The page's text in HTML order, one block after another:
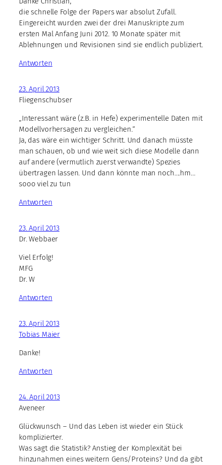
die schnelle Folge der Papers war absolut Zufall.
Eingereicht wurden zwei der drei Manuskripte zum
ersten Mal Anfang Juni 2012. 10 Monate später mit
Ablehnungen und Revisionen sind sie endlich publiziert.
Antworten
23. April 2013
Fliegenschubser
„Interessant wäre (z.B. in Hefe) experimentelle Daten mit
Modellvorhersagen zu vergleichen.“
Ja, das wäre ein wichtiger Schritt. Und danach müsste
man schauen, ob und wie weit sich diese Modelle dann
auf andere (vermutlich zuerst verwandte) Spezies
übertragen lassen. Und dann könnte man noch….hm…
sooo viel zu tun
Antworten
23. April 2013
Dr. Webbaer
Viel Erfolg!
MFG
Dr. W
Antworten
23. April 2013
Tobias Maier
Danke!
Antworten
24. April 2013
Aveneer
Glückwunsch – Und das Leben ist wieder ein Stück
komplizierter.
Was sagt die Statistik? Anstieg der Komplexität bei
hinzunahmen eines weitern Gens/Proteins? Und da gibt